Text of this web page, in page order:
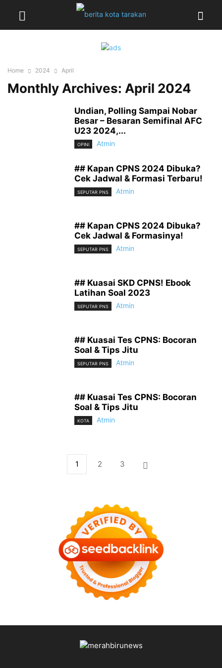
Home 2024 April
Monthly Archives: April 2024
Undian, Polling Sampai Nobar
Besar – Besaran Semifinal AFC
U23 2024,...
OPINI Atmin
## Kapan CPNS 2024 Dibuka?
Cek Jadwal & Formasi Terbaru!
SEPUTAR PNS Atmin
## Kapan CPNS 2024 Dibuka?
Cek Jadwal & Formasinya!
SEPUTAR PNS Atmin
## Kuasai SKD CPNS! Ebook
Latihan Soal 2023
SEPUTAR PNS Atmin
## Kuasai Tes CPNS: Bocoran
Soal & Tips Jitu
SEPUTAR PNS Atmin
## Kuasai Tes CPNS: Bocoran
Soal & Tips Jitu
KOTA Atmin
1 2 3